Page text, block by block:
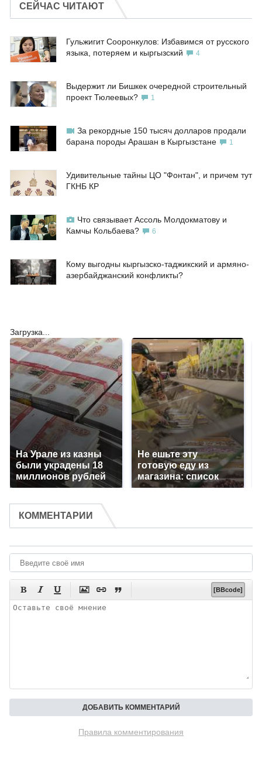
СЕЙЧАС ЧИТАЮТ
Гульжигит Сооронкулов: Избавимся от русского
языка, потеряем и кыргызский
4
Выдержит ли Бишкек очередной строительный
проект Тюлеевых?
1
За рекордные 150 тысяч долларов продали
барана породы Арашан в Кыргызстане
1
Удивительные тайны ЦО "Фонтан", и причем тут
ГКНБ КР
Что связывает Ассоль Молдокматову и
Камчы Кольбаева?
6
Кому выгодны кыргызско-таджикский и армяно-
азербайджанский конфликты?
Загрузка...
На Урале из казны
были украдены 18
миллионов рублей
Не ешьте эту
готовую еду из
магазина: список
КОММЕНТАРИИ
      [BBcode]
Правила комментирования